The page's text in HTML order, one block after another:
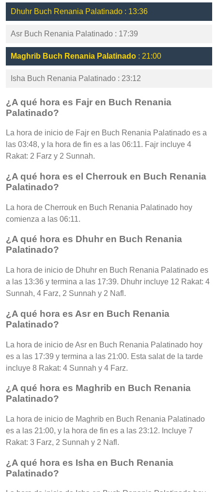
Dhuhr Buch Renania Palatinado : 13:36
Asr Buch Renania Palatinado : 17:39
Maghrib Buch Renania Palatinado : 21:00
Isha Buch Renania Palatinado : 23:12
¿A qué hora es Fajr en Buch Renania
Palatinado?
La hora de inicio de Fajr en Buch Renania Palatinado es a
las 03:48, y la hora de fin es a las 06:11. Fajr incluye 4
Rakat: 2 Farz y 2 Sunnah.
¿A qué hora es el Cherrouk en Buch Renania
Palatinado?
La hora de Cherrouk en Buch Renania Palatinado hoy
comienza a las 06:11.
¿A qué hora es Dhuhr en Buch Renania
Palatinado?
La hora de inicio de Dhuhr en Buch Renania Palatinado es
a las 13:36 y termina a las 17:39. Dhuhr incluye 12 Rakat: 4
Sunnah, 4 Farz, 2 Sunnah y 2 Nafl.
¿A qué hora es Asr en Buch Renania
Palatinado?
La hora de inicio de Asr en Buch Renania Palatinado hoy
es a las 17:39 y termina a las 21:00. Esta salat de la tarde
incluye 8 Rakat: 4 Sunnah y 4 Farz.
¿A qué hora es Maghrib en Buch Renania
Palatinado?
La hora de inicio de Maghrib en Buch Renania Palatinado
es a las 21:00, y la hora de fin es a las 23:12. Incluye 7
Rakat: 3 Farz, 2 Sunnah y 2 Nafl.
¿A qué hora es Isha en Buch Renania
Palatinado?